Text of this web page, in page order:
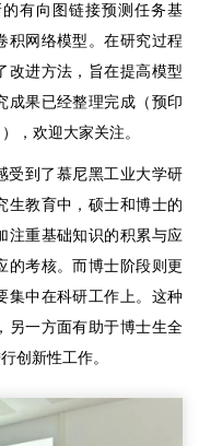
有向图链接预测任务基
积网络模型。在研究过程
改进方法，旨在提高模型
成果已经整理完成（预印
，欢迎大家关注。
受到了慕尼黑工业大学研
生教育中，硕士和博士的
注重基础知识的积累与应
的考核。而博士阶段则更
集中在科研工作上。这种
另一方面有助于博士生全
创新性工作。